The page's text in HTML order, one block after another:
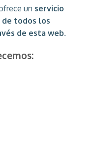
un servicio
todos los
de esta web.